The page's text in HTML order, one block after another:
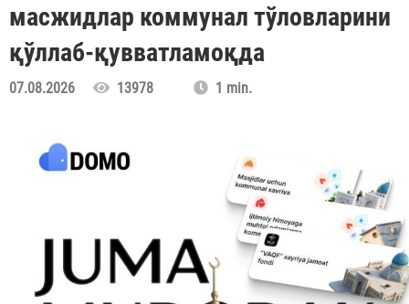
масжидлар коммунал тўловларини
қўллаб-қувватламоқда
07.08.2026 13978 1 min.